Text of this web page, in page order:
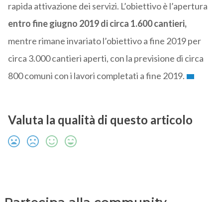
rapida attivazione dei servizi. L’obiettivo è l’apertura
entro fine giugno 2019 di circa 1.600 cantieri,
mentre rimane invariato l’obiettivo a fine 2019 per
circa 3.000 cantieri aperti, con la previsione di circa
800 comuni con i lavori completati a fine 2019.
Valuta la qualità di questo articolo